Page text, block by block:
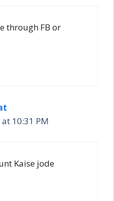
through FB or
10:31 PM
Kaise jode